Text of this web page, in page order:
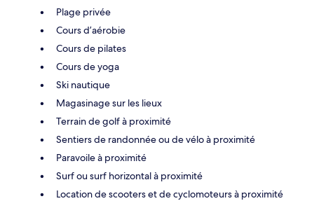
Plage privée
Cours d’aérobie
Cours de pilates
Cours de yoga
Ski nautique
Magasinage sur les lieux
Terrain de golf à proximité
Sentiers de randonnée ou de vélo à proximité
Paravoile à proximité
Surf ou surf horizontal à proximité
Location de scooters et de cyclomoteurs à proximité